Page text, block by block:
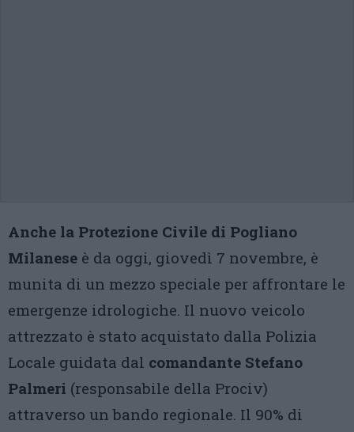
Anche la Protezione Civile di Pogliano
Milanese è da oggi, giovedì 7 novembre, è
munita di un mezzo speciale per affrontare le
emergenze idrologiche. Il nuovo veicolo
attrezzato è stato acquistato dalla Polizia
Locale guidata dal comandante Stefano
Palmeri (responsabile della Prociv)
attraverso un bando regionale. Il 90% di